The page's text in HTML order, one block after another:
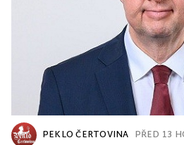
PEKLO ČERTOVINA PŘED 13